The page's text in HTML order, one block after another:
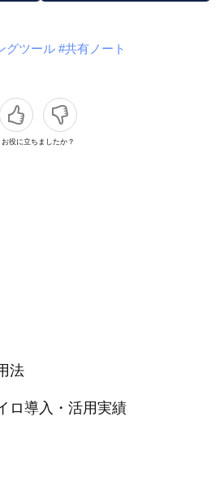
グツール #共有ノート
お役に立ちましたか？
法
ロ導入・活用実績